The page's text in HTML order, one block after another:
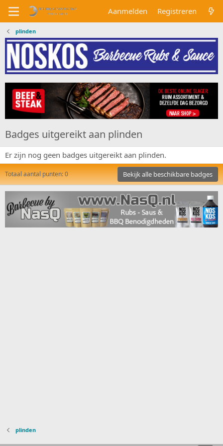
Aanmelden Registreren
plinden
Badges uitgereikt aan plinden
Er zijn nog geen badges uitgereikt aan plinden.
Totaal aantal punten: 0 Bekijk alle beschikbare badges
plinden